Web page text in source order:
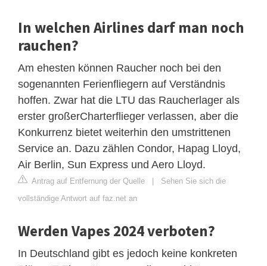
In welchen Airlines darf man noch
rauchen?
Am ehesten können Raucher noch bei den
sogenannten Ferienfliegern auf Verständnis
hoffen. Zwar hat die LTU das Raucherlager als
erster großerCharterflieger verlassen, aber die
Konkurrenz bietet weiterhin den umstrittenen
Service an. Dazu zählen Condor, Hapag Lloyd,
Air Berlin, Sun Express und Aero Lloyd.
Antrag auf Entfernung der Quelle | Sehen Sie sich die
vollständige Antwort auf faz.net an
Werden Vapes 2024 verboten?
In Deutschland gibt es jedoch keine konkreten